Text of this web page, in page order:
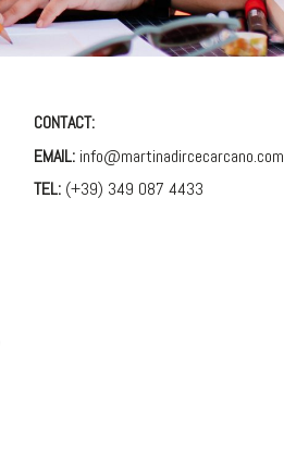
CONTACT:
EMAIL: info@martinadircecarcano.com
TEL: (+39) 349 087 4433